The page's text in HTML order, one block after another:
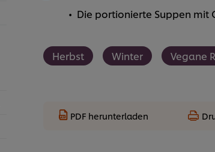
Die portionierte Suppen mit
Herbst Winter Vegane
PDF herunterladen